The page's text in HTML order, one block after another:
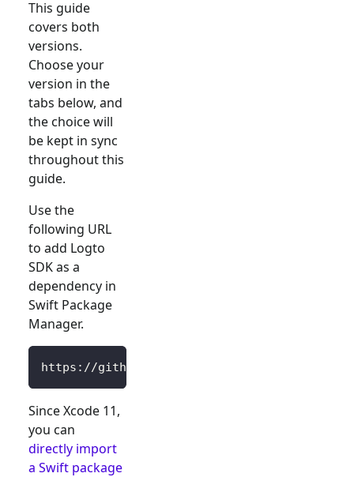
This guide
covers both
versions.
Choose your
version in the
tabs below, and
the choice will
be kept in sync
throughout this
guide.
Use the
following URL
to add Logto
SDK as a
dependency in
Swift Package
Manager.
https://github.com/logto-io/swift.git
Since Xcode 11,
you can
directly import
a Swift package